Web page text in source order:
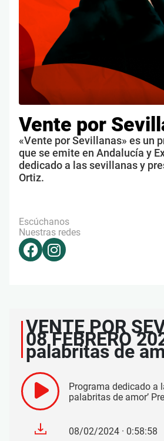
Vente por
«Vente por Sevillanas» es un
que se emite en Andalucía y
dedicado a las sevillanas y
Ortiz.
Escúchanos
Nuestras redes
VENTE POR
08 FEBRERO
palabritas de
Programa dedicado a
palabritas de amor’
08/02/2024 · 0:58:58